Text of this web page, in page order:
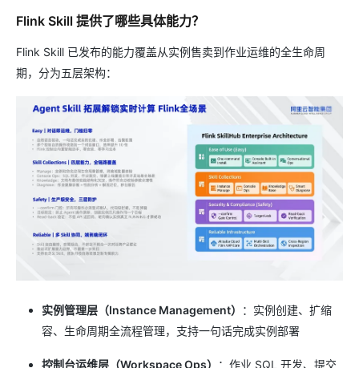
Flink Skill 提供了哪些具体能力？
Flink Skill 已发布的能力覆盖从实例售卖到作业运维的全生命周
期，分为五层架构：
实例管理层（Instance Management）
：实例创建、扩缩
容、生命周期全流程管理，支持一句话完成实例部署
控制台运维层（Workspace Ops）
：作业 SQL 开发、提交